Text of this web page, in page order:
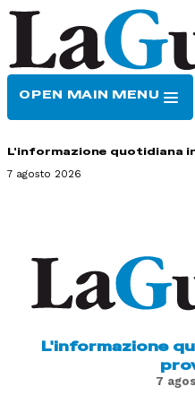
OPEN MAIN MENU
L'informazione quotidiana
7 agosto 2026
L'informazione
7